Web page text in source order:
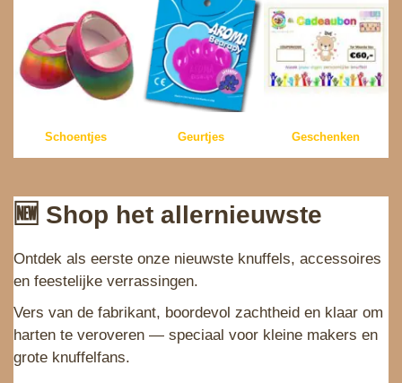
Schoentjes Geurtjes Geschenken
🆕 Shop het allernieuwste
Ontdek als eerste onze nieuwste knuffels, accessoires
en feestelijke verrassingen.
Vers van de fabrikant, boordevol zachtheid en klaar om
harten te veroveren — speciaal voor kleine makers en
grote knuffelfans.